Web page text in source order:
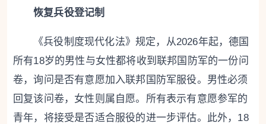
恢复兵役登记制
《兵役制度现代化法》规定，从2026年起，德国
所有18岁的男性与女性都将收到联邦国防军的一份问
卷，询问是否有意愿加入联邦国防军服役。男性必须
回复该问卷，女性则属自愿。所有表示有意愿参军的
青年，将接受是否适合服役的进一步评估。此外，18